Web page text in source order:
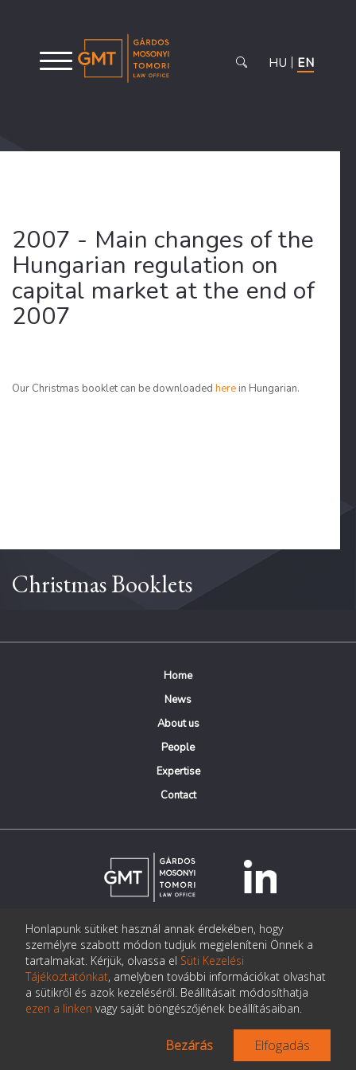
HU EN
2007 - Main changes of the
Hungarian regulation on
capital market at the end of
2007
Our Christmas booklet can be downloaded here in Hungarian.
Christmas Booklets
Home
News
About us
People
Expertise
Contact
© Copyright Gárdos Mosonyi Tomori Ügyvédi Iroda
postmaster@gmtlegal.hu
Data privacy notice
Made the page:Pentacom
Honlapunk sütiket használ annak érdekében, hogy
személyre szabott módon tudjuk megjeleníteni Önnek a
tartalmakat. Kérjük, olvassa el Süti Kezelési
Tájékoztatónkat, amelyben további információkat olvashat
a sütikről és azok kezeléséről. Beállításait módosíthatja
ezen a linken vagy saját böngészőjének beállításaiban.
Bezárás Elfogadás